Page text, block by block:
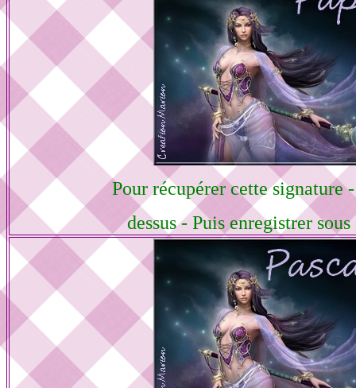
Pour récupérer cette signature
dessus - Puis enregistrer